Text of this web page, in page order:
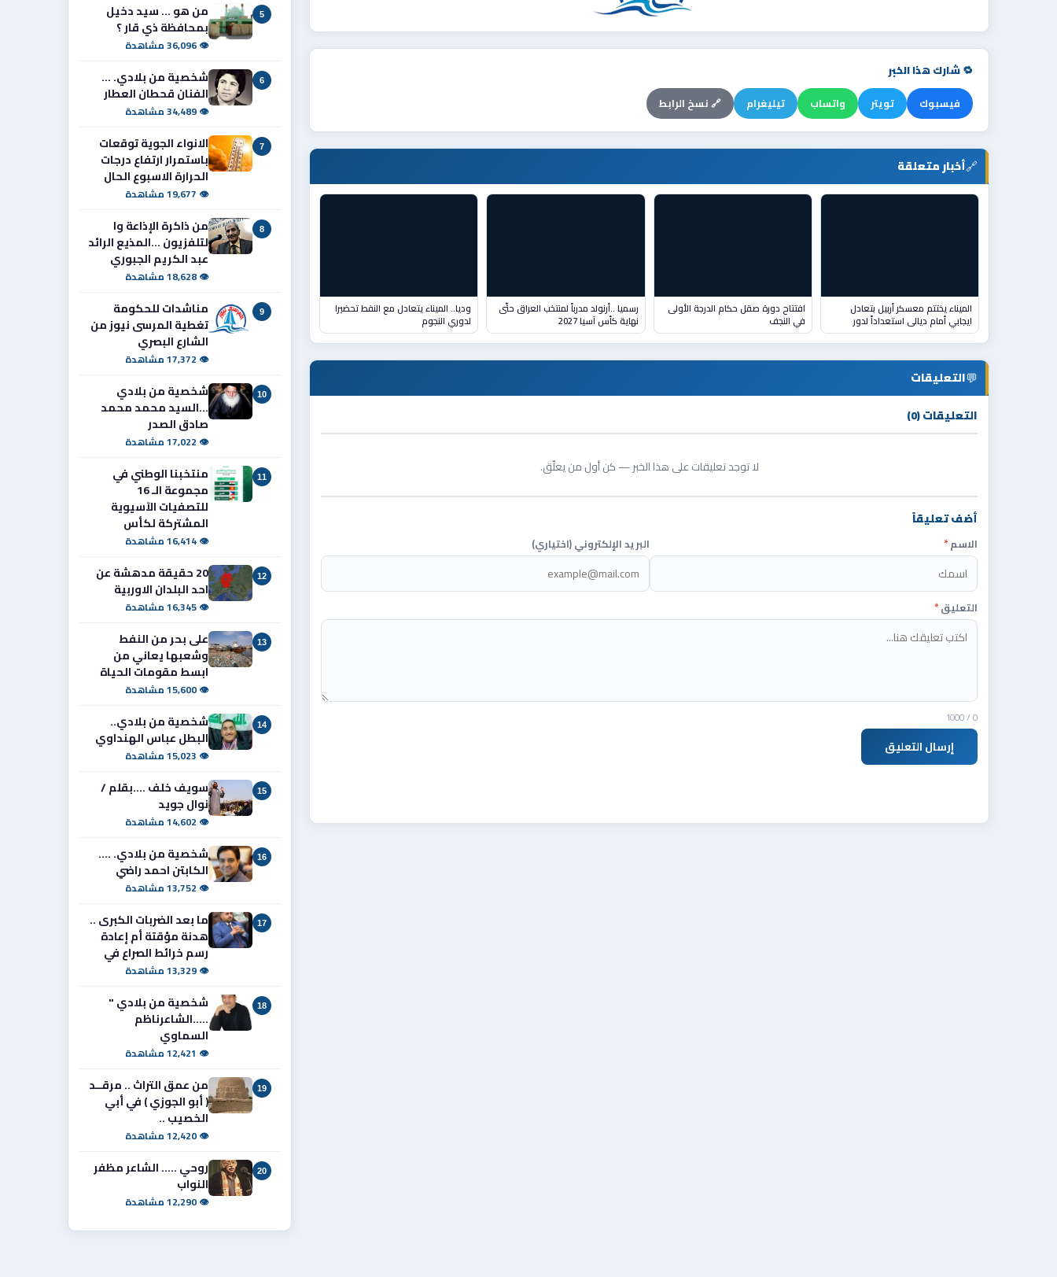
🔁 شارك هذا الخبر
فيسبوك تويتر واتساب تيليغرام 🔗 نسخ الرابط
🔗أخبار متعلقة
الميناء يختتم معسكر أربيل بتعادل
ايجابي أمام ديالى استعداداً لدور
افتتاح دورة صقل حكام الدرجة الأولى
في النجف
رسميا ..أرنولد مدرباً لمنتخب العراق حتّى
نهاية كأس آسيا 2027
وديا.. الميناء يتعادل مع النفط تحضيرا
لدوري النجوم
💬التعليقات
التعليقات (0)
لا توجد تعليقات على هذا الخبر — كن أول من يعلّق.
أضف تعليقاً
الاسم* البريد الإلكتروني (اختياري)
التعليق*
0
/ 1000
إرسال التعليق
5
من هو ... سيد دخيل
بمحافظة ذي قار ؟
👁 36,096 مشاهدة
6
شخصية من بلادي. ...
الفنان قحطان العطار
👁 34,489 مشاهدة
7
الانواء الجوية توقعات
باستمرار ارتفاع درجات
الحرارة الاسبوع الحال
👁 19,677 مشاهدة
8
من ذاكرة الإذاعة وا
لتلفزيون ...المذيع الرائد
عبد الكريم الجبوري
👁 18,628 مشاهدة
9
مناشدات للحكومة
تغطية المرسى نيوز من
الشارع البصري
👁 17,372 مشاهدة
10
شخصية من بلادي
...السيد محمد محمد
صادق الصدر
👁 17,022 مشاهدة
11
منتخبنا الوطني في
مجموعة الـ 16
للتصفيات الآسيوية
المشتركة لكأس
👁 16,414 مشاهدة
12
20 حقيقة مدهشة عن
احد البلدان الاوربية
👁 16,345 مشاهدة
13
على بحر من النفط
وشعبها يعاني من
ابسط مقومات الحياة
👁 15,600 مشاهدة
14
شخصية من بلادي..
البطل عباس الهنداوي
👁 15,023 مشاهدة
15
سويف خلف ....بقلم /
نوال جويد
👁 14,602 مشاهدة
16
شخصية من بلادي. ....
الكابتن احمد راضي
👁 13,752 مشاهدة
17
ما بعد الضربات الكبرى ..
هدنة مؤقتة أم إعادة
رسم خرائط الصراع في
👁 13,329 مشاهدة
18
شخصية من بلادي "
.....الشاعرناظم
السماوي
👁 12,421 مشاهدة
19
من عمق التراث .. مرقــد
( أبو الجوزي ) في أبي
الخصيب ..
👁 12,420 مشاهدة
20
روحي ..... الشاعر مظفر
النواب
👁 12,290 مشاهدة